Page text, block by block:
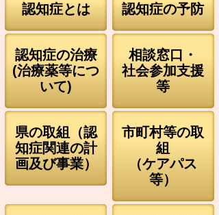
認知症とは 認知症の予防
認知症の治療
(治療薬等につ
いて)
相談窓口・
社会参加支援
等
県の取組（認
知症関連の計
画及び事業）
市町村等の取
組
（ケアパス
等）